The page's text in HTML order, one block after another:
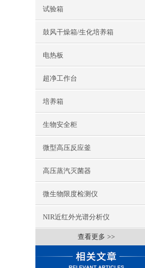
试验箱
鼓风干燥箱/生化培养箱
电热板
超净工作台
培养箱
生物安全柜
微型高压反应釜
高压蒸汽灭菌器
微生物限度检测仪
NIR近红外光谱分析仪
查看更多 >>